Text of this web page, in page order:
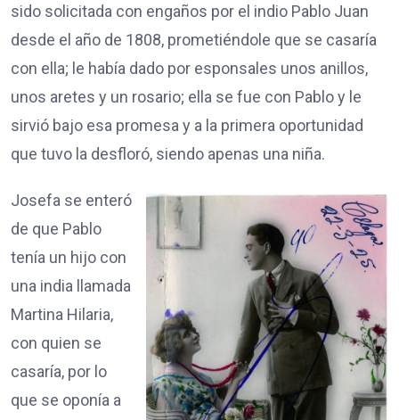
sido solicitada con engaños por el indio Pablo Juan
desde el año de 1808, prometiéndole que se casaría
con ella; le había dado por esponsales unos anillos,
unos aretes y un rosario; ella se fue con Pablo y le
sirvió bajo esa promesa y a la primera oportunidad
que tuvo la desfloró, siendo apenas una niña.
Josefa se enteró
de que Pablo
tenía un hijo con
una india llamada
Martina Hilaria,
con quien se
casaría, por lo
que se oponía a